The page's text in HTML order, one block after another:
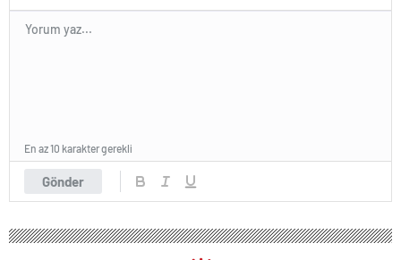
Gönder
En az 10 karakter gerekli